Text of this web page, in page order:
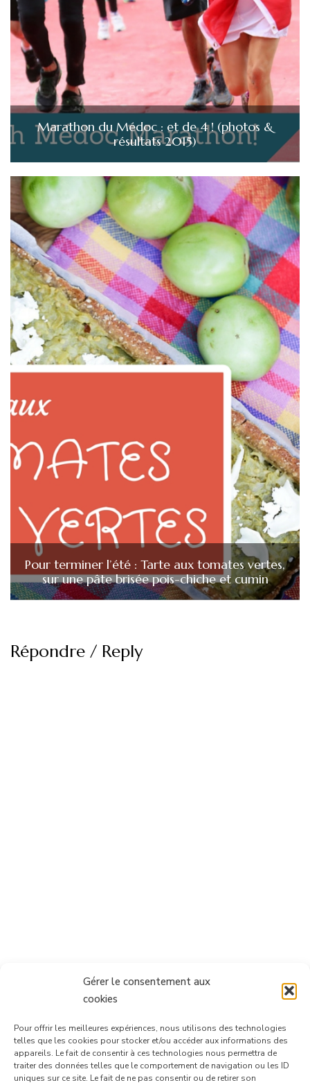
Gérer le consentement aux
cookies
Pour offrir les meilleures expériences, nous utilisons des technologies
telles que les cookies pour stocker et/ou accéder aux informations des
appareils. Le fait de consentir à ces technologies nous permettra de
traiter des données telles que le comportement de navigation ou les ID
uniques sur ce site. Le fait de ne pas consentir ou de retirer son
Marathon du Médoc : et de 4 ! (photos &
résultats 2015)
Pour terminer l’été : Tarte aux tomates vertes,
sur une pâte brisée pois-chiche et cumin
Répondre / Reply